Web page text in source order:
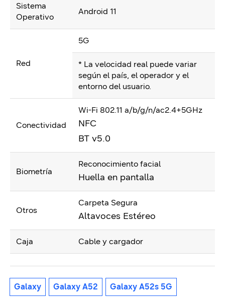
Sistema
Operativo
Android 11
Red
5G
* La velocidad real puede variar
según el país, el operador y el
entorno del usuario.
Conectividad
Wi-Fi 802.11 a/b/g/n/ac2.4+5GHz
NFC
BT v5.0
Biometría
Reconocimiento facial
Huella en pantalla
Otros
Carpeta Segura
Altavoces Estéreo
Caja Cable y cargador
Galaxy Galaxy A52 Galaxy A52s 5G